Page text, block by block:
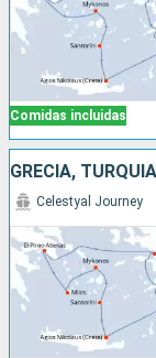
Comidas incluidas
GRECIA, TURQUÍA
Celestyal Journey